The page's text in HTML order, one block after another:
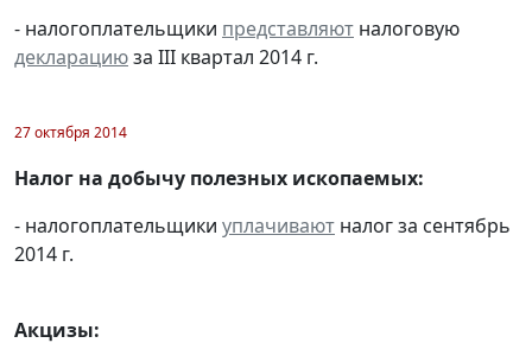
- налогоплательщики представляют налоговую
декларациюза III квартал 2014 г.
27 октября 2014
Налог на добычу полезных ископаемых:
- налогоплательщики уплачивают налог за сентябрь
2014 г.
Акцизы: